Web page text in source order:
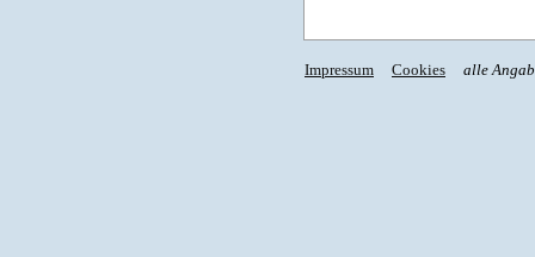
Impressum Cookies alle